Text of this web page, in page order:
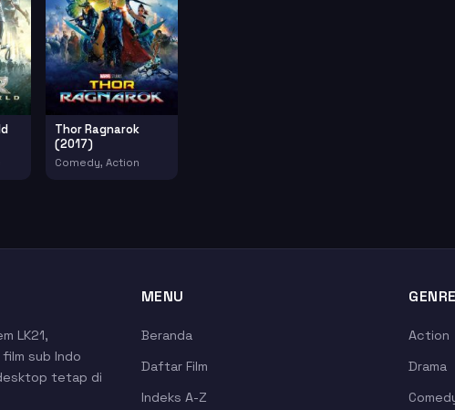
Thor Ragnarok
(2017)
Comedy, Action
LK21,
sub Indo
tetap di
MENU
Beranda
Daftar Film
Indeks A-Z
Action
Drama